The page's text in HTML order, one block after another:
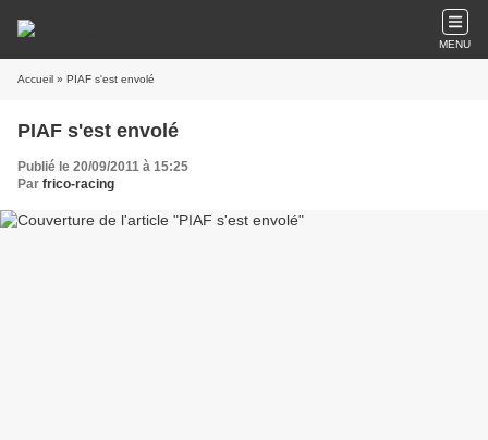
MENU
Accueil » PIAF s'est envolé
PIAF s'est envolé
Publié le 20/09/2011 à 15:25
Par frico-racing